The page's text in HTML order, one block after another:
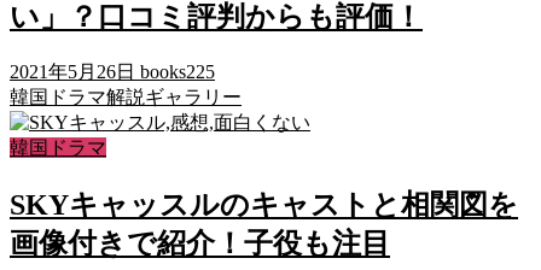
い」？口コミ評判からも評価！
2021年5月26日 books225
韓国ドラマ解説ギャラリー
韓国ドラマ
SKYキャッスルのキャストと相関図を
画像付きで紹介！子役も注目